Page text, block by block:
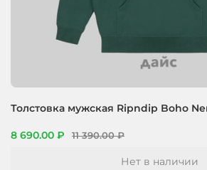
Толстовка мужская Ripndip Boho
8 690.00 ₽ 11 390.00 ₽
Нет в наличии